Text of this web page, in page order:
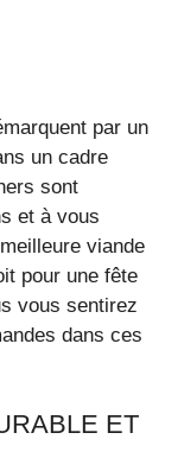
par un
un cadre
sont
et à vous
viande
pour une fête
vous sentirez
dans ces
ET